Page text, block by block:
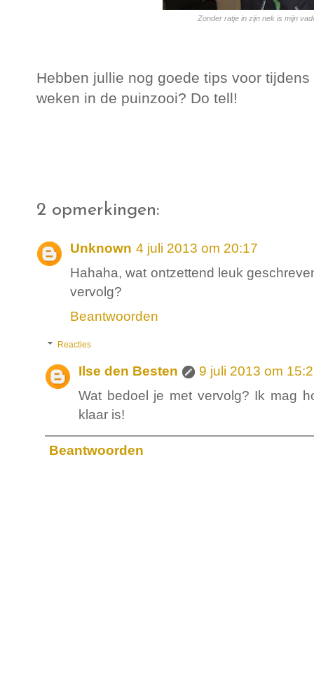
Zonder ratje in zijn nek is mijn
Hebben jullie nog goede tips voor
weken in de puinzooi? Do tell!
2 opmerkingen:
Unknown 4 juli 2013 om 20:17
Hahaha, wat ontzettend leuk
vervolg?
Beantwoorden
Reacties
Ilse den Besten
9 juli 2013 om
Wat bedoel je met vervolg? Ik mag
klaar is!
Beantwoorden